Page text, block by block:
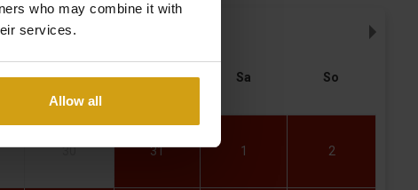
who may combine it with
services.
Allow all
AUGUST
Do Fr Sa So
30 31 1 2